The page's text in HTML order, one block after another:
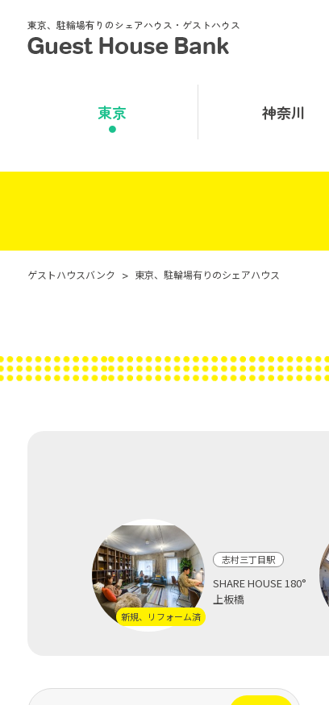
東京、駐輪場有りのシェアハウス・ゲストハウス
東京 神奈川
ゲストハウスバンク > 東京、駐輪場有りのシェアハウス
新規、リフォーム済
志村三丁目駅
SHARE HOUSE 180°
上板橋